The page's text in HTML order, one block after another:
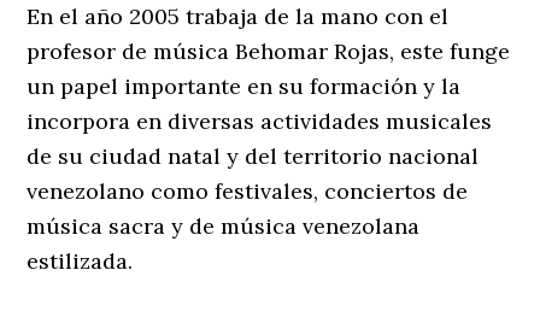
En el año 2005 trabaja de la mano con el
profesor de música Behomar Rojas, este funge
un papel importante en su formación y la
incorpora en diversas actividades musicales
de su ciudad natal y del territorio nacional
venezolano como festivales, conciertos de
música sacra y de música venezolana
estilizada.